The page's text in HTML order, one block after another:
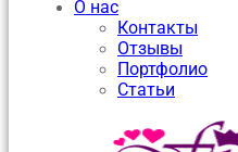
О нас
Контакты
Отзывы
Портфолио
Статьи